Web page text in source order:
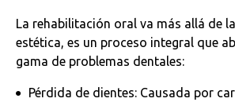
La rehabilitación oral va más allá de
estética, es un proceso integral que
gama de problemas dentales:
Pérdida de dientes: Causada por